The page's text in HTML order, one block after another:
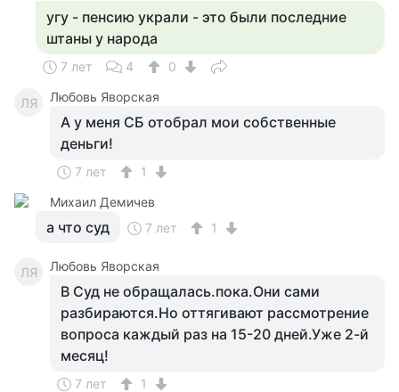
угу - пенсию украли - это были последние
штаны у народа
7 лет 4 0
ЛЯ Любовь Яворская
А у меня СБ отобрал мои собственные
деньги!
7 лет
1
Михаил Демичев
а что суд 7 лет 1
ЛЯ Любовь Яворская
В Суд не обращалась.пока.Они сами
разбираются.Но оттягивают рассмотрение
вопроса каждый раз на 15-20 дней.Уже 2-й
месяц!
7 лет
1